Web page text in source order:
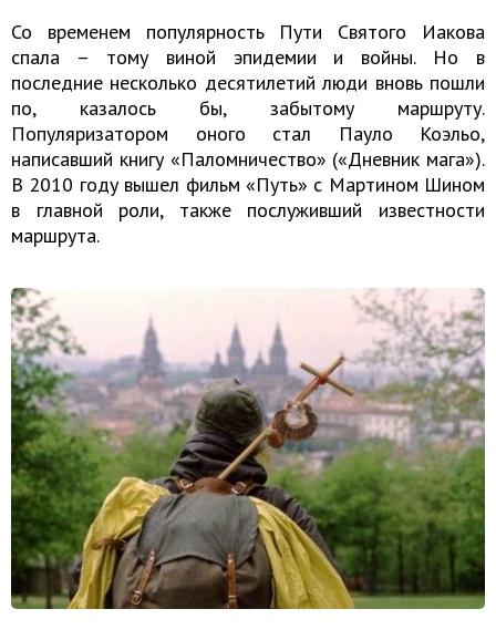
Со временем популярность Пути Святого Иакова
спала – тому виной эпидемии и войны. Но в
последние несколько десятилетий люди вновь пошли
по, казалось бы, забытому маршруту.
Популяризатором оного стал Пауло Коэльо,
написавший книгу «Паломничество» («Дневник мага»).
В 2010 году вышел фильм «Путь» с Мартином Шином
в главной роли, также послуживший известности
маршрута.